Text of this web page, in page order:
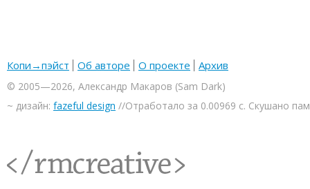
Копи→пэйст Об авторе О проекте Архив
© 2005—2026, Александр Макаров (Sam Dark)
~ дизайн: fazeful design //Отработало за 0.00969 с. Скушано
<rmcreative/>